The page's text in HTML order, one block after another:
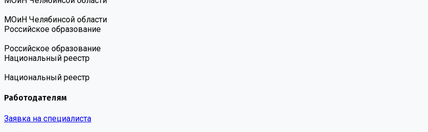
МОиН Челябинсой области
Российское образование
Российское образование
Национальный реестр
Национальный реестр
Работодателям
Заявка на специалиста